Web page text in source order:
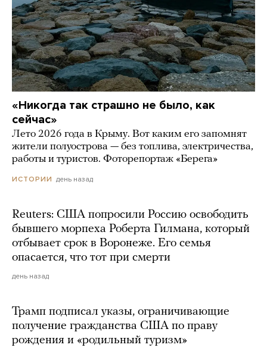
«Никогда так страшно не было, как
сейчас»
Лето 2026 года в Крыму. Вот каким его запомнят
жители полуострова — без топлива, электричества,
работы и туристов. Фоторепортаж «Берега»
ИСТОРИИ день назад
Reuters: США попросили Россию освободить
бывшего морпеха Роберта Гилмана, который
отбывает срок в Воронеже. Его семья
опасается, что тот при смерти
день назад
Трамп подписал указы, ограничивающие
получение гражданства США по праву
рождения и «родильный туризм»